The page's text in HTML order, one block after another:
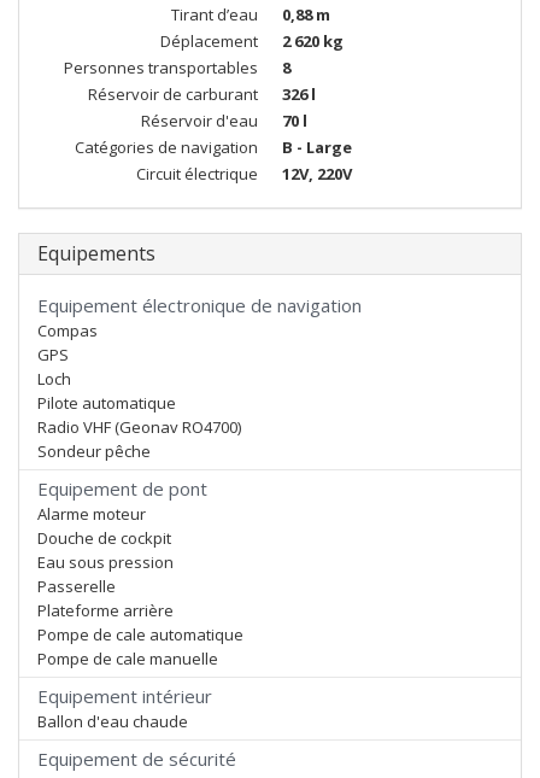
Tirant d’eau
0,88 m
Déplacement
2 620 kg
Personnes transportables
8
Réservoir de carburant
326 l
Réservoir d'eau
70 l
Catégories de navigation
B - Large
Circuit électrique
12V, 220V
Equipements
Equipement électronique de navigation
Compas
GPS
Loch
Pilote automatique
Radio VHF (Geonav RO4700)
Sondeur pêche
Equipement de pont
Alarme moteur
Douche de cockpit
Eau sous pression
Passerelle
Plateforme arrière
Pompe de cale automatique
Pompe de cale manuelle
Equipement intérieur
Ballon d'eau chaude
Equipement de sécurité